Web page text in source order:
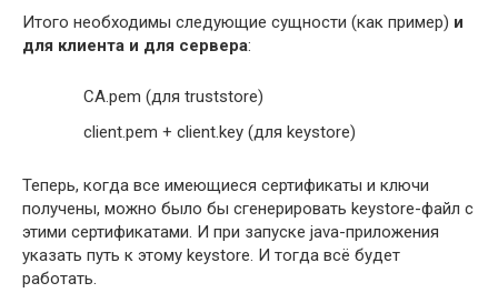
Итого необходимы следующие сущности (как пример) и
для клиента и для сервера:
CA.pem (для truststore)
client.pem + client.key (для keystore)
Теперь, когда все имеющиеся сертификаты и ключи
получены, можно было бы сгенерировать keystore-файл с
этими сертификатами. И при запуске java-приложения
указать путь к этому keystore. И тогда всё будет
работать.